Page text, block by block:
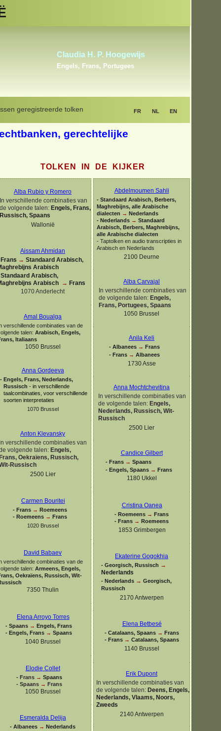
geregistreerde tolken
TOLKEN IN DE KIJKER
Alba Rubio y Romero
In verschillende combinaties van
de volgende talen: Engels, Frans,
Russisch, Spaans
Wallonië
Aissam Ahmidan
→ Standaard Arabisch,
Arabisch
Arabisch,
Arabisch → Frans
1070 Anderlecht
Amal Boualga
verschillende combinaties van de
talen: Arabisch, Engels,
Italiaans
1050 Brussel
Anna Gordeeva
- Engels, Frans, Nederlands,
Russisch - in verschillende
taalcombinaties, voor verschillende
soorten interpretaties
1070 Brussel
Anton Klevansky
verschillende combinaties van
volgende talen: Engels,
Oekraïens, Russisch,
Russisch
2500 Lier
Carmen Bouritei
- Frans → Roemeens
- Roemeens → Frans
1020 Brussel
David Babaev
verschillende combinaties van de
talen: Armeens, Engels,
Oekraïens, Russisch, Wit-
7350 Thulin
Elena Arroyo Torres
- Spaans → Engels, Frans
- Engels, Frans → Spaans
1040 Brussel
Elodie Collet
- Frans → Spaans
- Spaans → Frans
1050 Brussel
Esmeralda Delija
- Albanees → Nederlands
Abdelmoumen Sahli
- Standaard Arabisch, Berbers,
Maghrebijns, alle Arabische
dialecten → Nederlands
- Nederlands → Standaard
Arabisch, Berbers, Maghrebijns,
alle Arabische dialecten
- Taptolken en audio transcripties in
Arabisch en Nederlands
2100 Deurne
Alba Carvajal
In verschillende combinaties van
de volgende talen: Engels,
Frans, Portugees, Spaans
1050 Brussel
Anila Keli
- Albanees → Frans
- Frans → Albanees
1730 Asse
Anna Mochtchevitina
In verschillende combinaties van
de volgende talen: Engels,
Nederlands, Russisch, Wit-
Russisch
2500 Lier
Candice Gilbert
- Frans → Spaans
- Engels, Spaans → Frans
1180 Ukkel
Cristina Oanea
- Roemeens → Frans
- Frans → Roemeens
1853 Grimbergen
Ekaterine Gogokhia
- Georgisch, Russisch →
Nederlands
- Nederlands → Georgisch,
Russisch
2170 Antwerpen
Elena Betbesé
- Catalaans, Spaans → Frans
- Frans → Catalaans, Spaans
1140 Brussel
Erik Dupont
In verschillende combinaties van
de volgende talen: Deens, Engels,
Nederlands, Vlaams, Noors,
Zweeds
2140 Antwerpen
gerechtelijke
Ylber Zejnullahu
Albanees, Bosnisch, Engels,
Frans, Kroatisch, Montenegrijns
EN
FR NL